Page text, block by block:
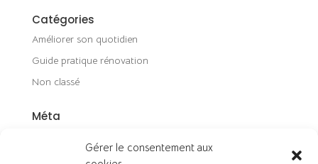
Gérer le consentement aux
Catégories
Améliorer son quotidien
Guide pratique rénovation
Non classé
Méta
Flux des publications